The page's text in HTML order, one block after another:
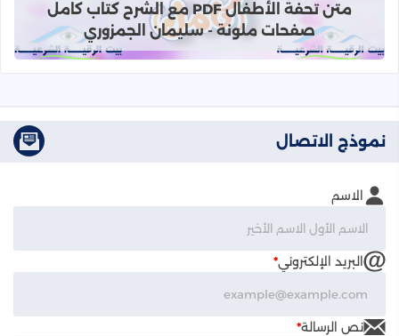
متن تحفة الأطفال PDF مع الشرح كتاب كامل
صفحات ملونة - سليمان الجمزوري
نموذج الاتصال
الاسم
البريد الإلكتروني*
نص الرسالة*